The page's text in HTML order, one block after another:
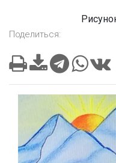
Поделиться: